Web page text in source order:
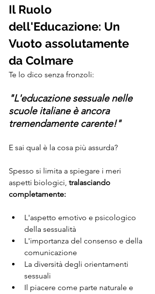
Il Ruolo
dell'Educazione: Un
Vuoto assolutamente
da Colmare
Te lo dico senza fronzoli:
"L'educazione sessuale nelle
scuole italiane è ancora
tremendamente carente!"
E sai qual è la cosa più assurda?
Spesso si limita a spiegare i meri
aspetti biologici, tralasciando
completamente:
L'aspetto emotivo e psicologico
della sessualità
L'importanza del consenso e della
comunicazione
La diversità degli orientamenti
sessuali
Il piacere come parte naturale e